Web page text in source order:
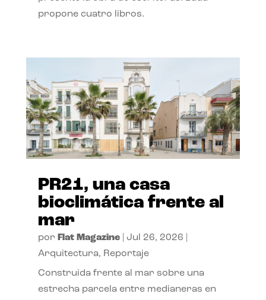
propone cuatro libros.
PR21, una casa
bioclimática frente al
mar
por Flat Magazine| Jul 26, 2026
Arquitectura, Reportaje
Construida frente al mar sobre una
estrecha parcela entre medianeras en